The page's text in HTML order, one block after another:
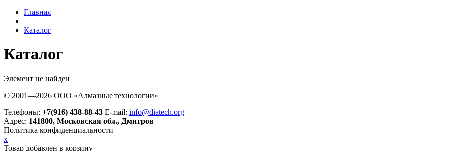
Главная
Каталог
Каталог
Элемент не найден
© 2001—2026 ООО «Алмазные технологии»
Телефоны: +7(916) 438-88-43 E-mail: info@diatech.org
Адрес: 141800, Московская обл., Дмитров
Политика конфиденциальности
x
Товар добавлен в корзину